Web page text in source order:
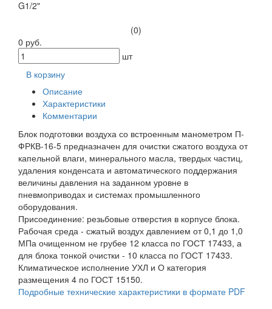
G1/2"
(0)
0 руб.
шт
В корзину
Описание
Характеристики
Комментарии
Блок подготовки воздуха со встроенным манометром П-
ФРКВ-16-5 предназначен для очистки сжатого воздуха от
капельной влаги, минерального масла, твердых частиц,
удаления конденсата и автоматического поддержания
величины давления на заданном уровне в
пневмоприводах и системах промышленного
оборудования.
Присоединение: резьбовые отверстия в корпусе блока.
Рабочая среда - сжатый воздух давлением от 0,1 до 1,0
МПа очищенном не грубее 12 класса по ГОСТ 17433, а
для блока тонкой очистки - 10 класса по ГОСТ 17433.
Климатическое исполнение УХЛ и О категория
размещения 4 по ГОСТ 15150.
Подробные технические характеристики в формате PDF